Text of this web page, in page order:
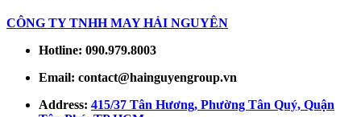
CÔNG TY TNHH MAY HẢI NGUYÊN
Hotline: 090.979.8003
Email: contact@hainguyengroup.vn
Address: 415/37 Tân Hương, Phường Tân Quý, Quận